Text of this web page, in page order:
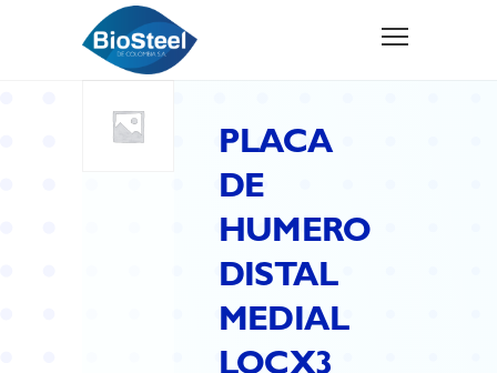
PLACA
DE
HUMERO
DISTAL
MEDIAL